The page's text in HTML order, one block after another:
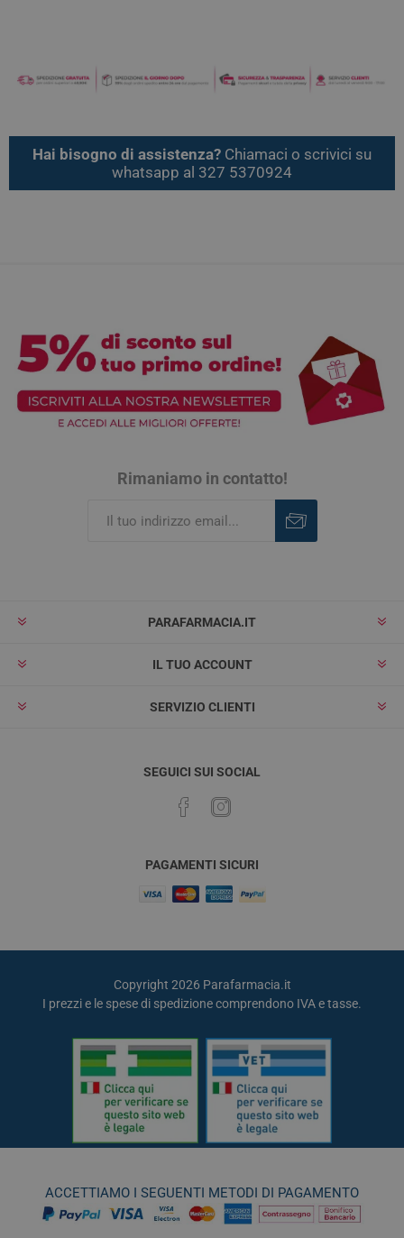
Hai bisogno di assistenza? Chiamaci o scrivici su
whatsapp al 327 5370924
Rimaniamo in contatto!
PARAFARMACIA.IT
IL TUO ACCOUNT
SERVIZIO CLIENTI
SEGUICI SUI SOCIAL
PAGAMENTI SICURI
Copyright 2026 Parafarmacia.it
I prezzi e le spese di spedizione comprendono IVA e tasse.
ACCETTIAMO I SEGUENTI METODI DI PAGAMENTO